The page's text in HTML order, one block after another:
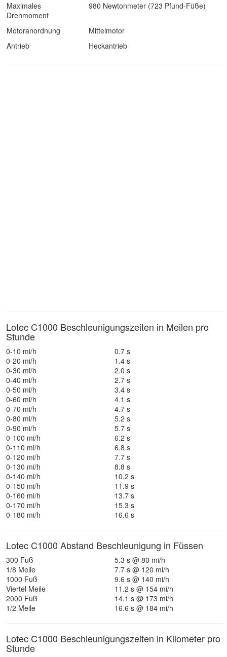
Maximales
Drehmoment
980 Newtonmeter (723 Pfund-Füße)
Motoranordnung
Mittelmotor
Antrieb
Heckantrieb
Lotec C1000 Beschleunigungszeiten in Meilen pro
Stunde
0-10 mi/h
0.7 s
0-20 mi/h
1.4 s
0-30 mi/h
2.0 s
0-40 mi/h
2.7 s
0-50 mi/h
3.4 s
0-60 mi/h
4.1 s
0-70 mi/h
4.7 s
0-80 mi/h
5.2 s
0-90 mi/h
5.7 s
0-100 mi/h
6.2 s
0-110 mi/h
6.8 s
0-120 mi/h
7.7 s
0-130 mi/h
8.8 s
0-140 mi/h
10.2 s
0-150 mi/h
11.9 s
0-160 mi/h
13.7 s
0-170 mi/h
15.3 s
0-180 mi/h
16.6 s
Lotec C1000 Abstand Beschleunigung in Füssen
300 Fuß
5.3 s @ 80 mi/h
1/8 Meile
7.7 s @ 120 mi/h
1000 Fuß
9.6 s @ 140 mi/h
Viertel Meile
11.2 s @ 154 mi/h
2000 Fuß
14.1 s @ 173 mi/h
1/2 Meile
16.6 s @ 184 mi/h
Lotec C1000 Beschleunigungszeiten in Kilometer pro
Stunde